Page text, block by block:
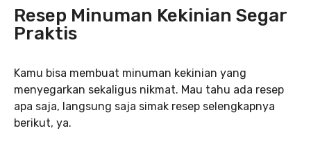
Resep Minuman Kekinian Segar
Praktis
Kamu bisa membuat minuman kekinian yang
menyegarkan sekaligus nikmat. Mau tahu ada resep
apa saja, langsung saja simak resep selengkapnya
berikut, ya.